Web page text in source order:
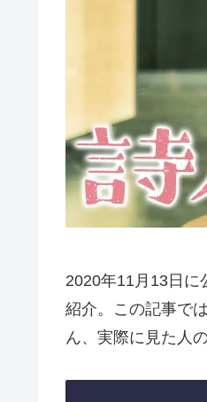
2020年11月13日に
紹介。この記事で
ん、実際に見た人